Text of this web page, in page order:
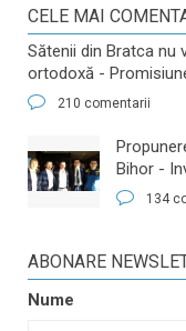
CELE MAI
Sătenii din Bratca nu
ortodoxă -
210 comentarii
Bihor -
134
ABONARE
Nume